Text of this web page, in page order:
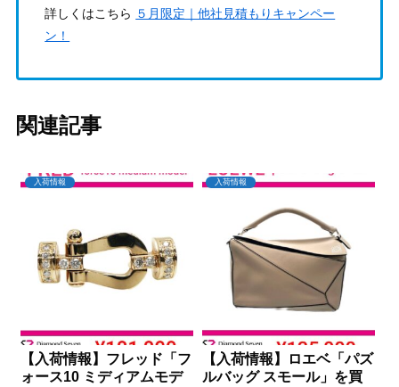
詳しくはこちら ５月限定｜他社見積もりキャンペー
ン！
関連記事
入荷情報
【入荷情報】フレッド「フ
ォース10 ミディアムモデ
入荷情報
【入荷情報】ロエベ「パズ
ルバッグ スモール」を買